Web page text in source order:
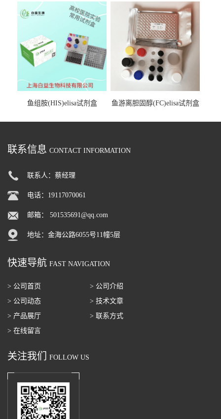
鱼组胺(HIS)elisa试剂盒 鱼游离胆固醇(FC)elisa试剂盒
联系信息 CONTACT INFORMATION
联系人：蔡经理
电话：19117070061
邮箱： 501535691@qq.com
地址：金海公路6055号11幢5层
快速导航 FAST NAVIGATION
> 公司首页
> 公司介绍
> 公司动态
> 技术文章
> 产品展厅
> 联系方式
> 在线留言
关注我们 FOLLOW US